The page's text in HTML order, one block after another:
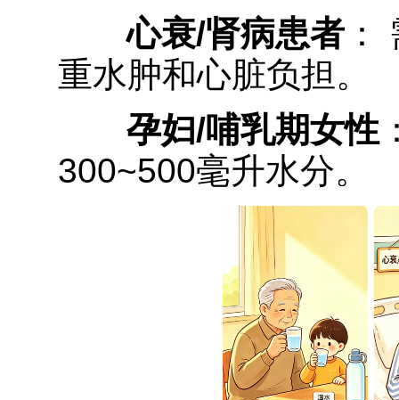
心衰/肾病患者
重水肿和心脏负担。
孕妇/哺乳期女性
300~500毫升水分。